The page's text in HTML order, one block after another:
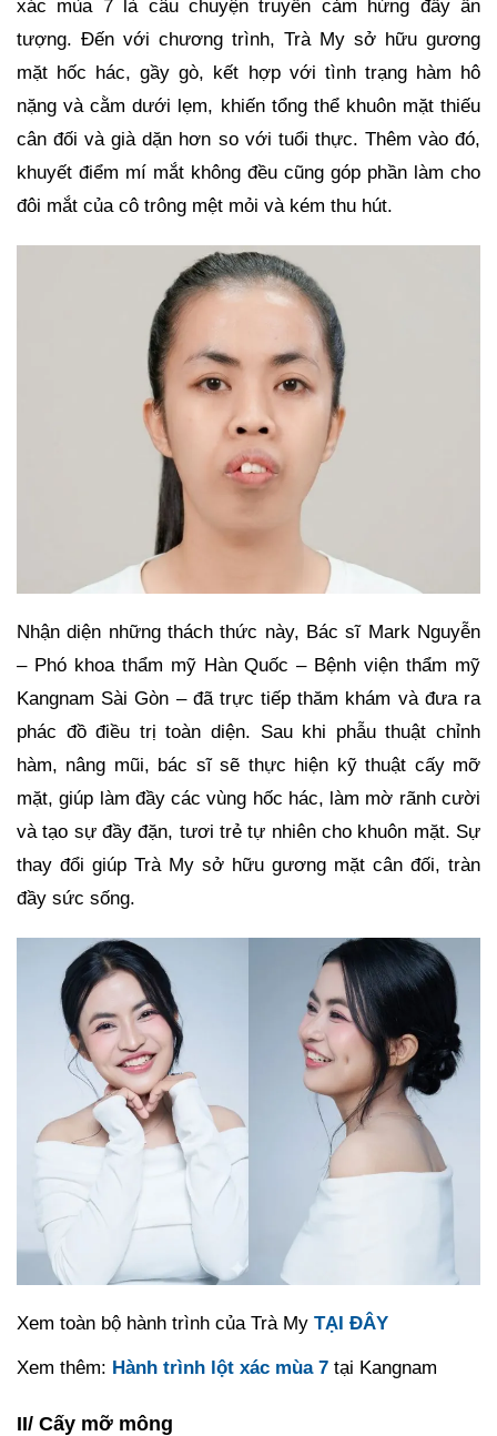
xác mùa 7 là câu chuyện truyền cảm hứng đầy ấn
tượng. Đến với chương trình, Trà My sở hữu gương
mặt hốc hác, gầy gò, kết hợp với tình trạng hàm hô
nặng và cằm dưới lẹm, khiến tổng thể khuôn mặt thiếu
cân đối và già dặn hơn so với tuổi thực. Thêm vào đó,
khuyết điểm mí mắt không đều cũng góp phần làm cho
đôi mắt của cô trông mệt mỏi và kém thu hút.
Nhận diện những thách thức này, Bác sĩ Mark Nguyễn
– Phó khoa thẩm mỹ Hàn Quốc – Bệnh viện thẩm mỹ
Kangnam Sài Gòn – đã trực tiếp thăm khám và đưa ra
phác đồ điều trị toàn diện. Sau khi phẫu thuật chỉnh
hàm, nâng mũi, bác sĩ sẽ thực hiện kỹ thuật cấy mỡ
mặt, giúp làm đầy các vùng hốc hác, làm mờ rãnh cười
và tạo sự đầy đặn, tươi trẻ tự nhiên cho khuôn mặt. Sự
thay đổi giúp Trà My sở hữu gương mặt cân đối, tràn
đầy sức sống.
Xem toàn bộ hành trình của Trà My TẠI ĐÂY
Xem thêm: Hành trình lột xác mùa 7 tại Kangnam
II/ Cấy mỡ mông